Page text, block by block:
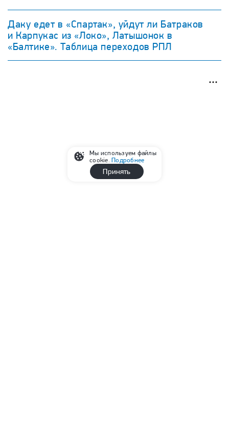
Даку едет в «Спартак», уйдут ли Батраков
и Карпукас из «Локо», Латышонок в
«Балтике». Таблица переходов РПЛ
Мы используем файлы
cookie.Подробнее
Принять